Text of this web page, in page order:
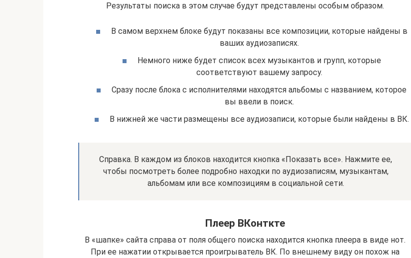
Результаты поиска в этом случае будут представлены особым образом.
В самом верхнем блоке будут показаны все композиции, которые найдены в
ваших аудиозаписях.
Немного ниже будет список всех музыкантов и групп, которые
соответствуют вашему запросу.
Сразу после блока с исполнителями находятся альбомы с названием, которое
вы ввели в поиск.
В нижней же части размещены все аудиозаписи, которые были найдены в ВК.
Справка. В каждом из блоков находится кнопка «Показать все». Нажмите ее,
чтобы посмотреть более подробно находки по аудиозаписям, музыкантам,
альбомам или все композициям в социальной сети.
Плеер ВКонткте
В «шапке» сайта справа от поля общего поиска находится кнопка плеера в виде нот.
При ее нажатии открывается проигрыватель ВК. По внешнему виду он похож на